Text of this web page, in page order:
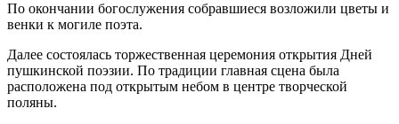
По окончании богослужения собравшиеся возложили цветы и
венки к могиле поэта.
Далее состоялась торжественная церемония открытия Дней
пушкинской поэзии. По традиции главная сцена была
расположена под открытым небом в центре творческой
поляны.